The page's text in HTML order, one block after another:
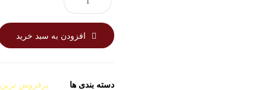
افزودن به سبد خرید
دسته بندی ها پرفروش ترین